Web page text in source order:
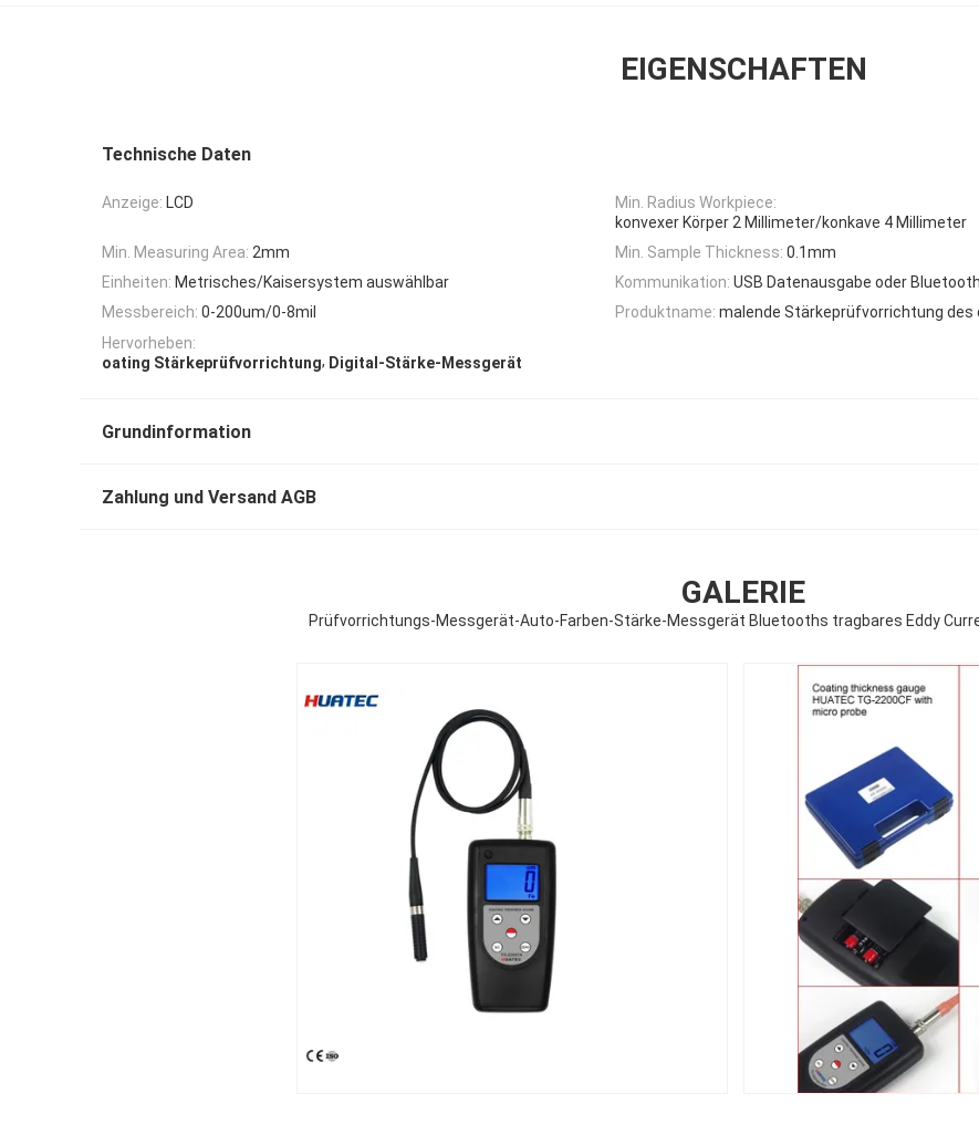
EIGENSCHAFTEN
Technische Daten
Anzeige: LCD
Min. Radius Workpiece:
konvexer Körper 2 Millimeter/konkave 4 Millimeter
Min. Measuring Area: 2mm Min. Sample Thickness: 0.1mm
Einheiten: Metrisches/Kaisersystem auswählbar Kommunikation: USB Datenausgabe oder Bluetooth
Messbereich: 0-200um/0-8mil Produktname: malende Stärkeprüfvorrichtung des
Hervorheben:
oating Stärkeprüfvorrichtung, Digital-Stärke-Messgerät
Grundinformation
Zahlung und Versand AGB
GALERIE
Prüfvorrichtungs-Messgerät-Auto-Farben-Stärke-Messgerät Bluetooths tragbares Eddy